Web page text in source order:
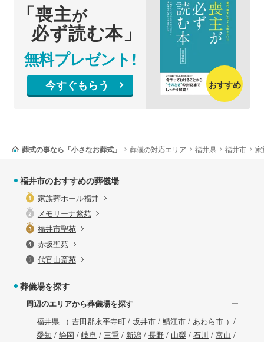
「喪主が
必ず読む本」
無料プレゼント!
今すぐもらう おすすめ
葬式の事なら「小さなお葬式」 葬儀の対応エリア 福井県 福井市 家
福井市のおすすめの葬儀場
家族葬ホール福井
メモリーナ紫苑
福井市聖苑
赤坂聖苑
代官山斎苑
葬儀場を探す
周辺のエリアから葬儀場を探す
福井県（ 吉田郡永平寺町/ 坂井市/ 鯖江市/ あわら市）/
愛知 / 静岡 / 岐阜/ 三重/ 新潟/ 長野/ 山梨 / 石川 / 富山 /